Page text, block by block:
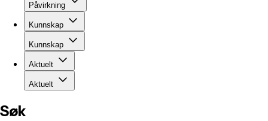
Påvirkning
Kunnskap
Kunnskap
Aktuelt
Aktuelt
Søk